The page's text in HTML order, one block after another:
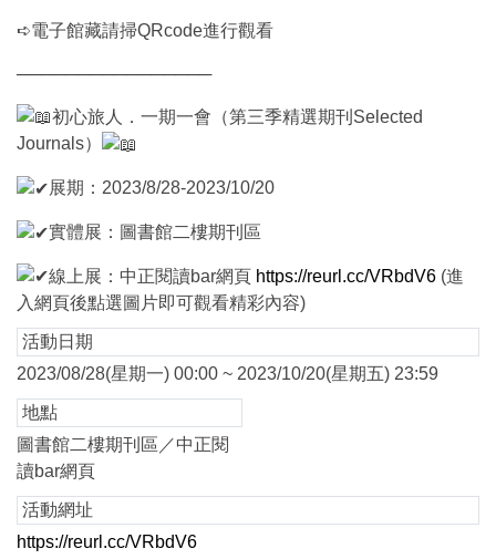
➪電子館藏請掃QRcode進行觀看
────────────────
初心旅人．一期一會（第三季精選期刊Selected
Journals）
展期：2023/8/28-2023/10/20
實體展：圖書館二樓期刊區
線上展：中正閱讀bar網頁 https://reurl.cc/VRbdV6 (進
入網頁後點選圖片即可觀看精彩內容)
活動日期
2023/08/28(星期一) 00:00 ~ 2023/10/20(星期五) 23:59
地點
圖書館二樓期刊區／中正閱
讀bar網頁
活動網址
https://reurl.cc/VRbdV6